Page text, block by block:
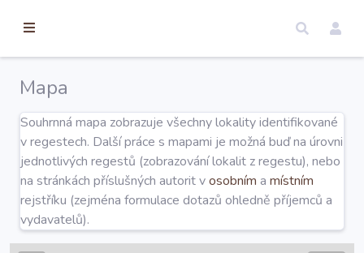
Úvod
Edice
Regesty
Mapa
Souhrnná mapa zobrazuje všechny lokality identifikované
v regestech. Další práce s mapami je možná buď na úrovni
jednotlivých regestů (zobrazování lokalit z regestu), nebo
na stránkách příslušných autorit vosobním a místním
rejstříku (zejména formulace dotazů ohledně příjemců a
vydavatelů).